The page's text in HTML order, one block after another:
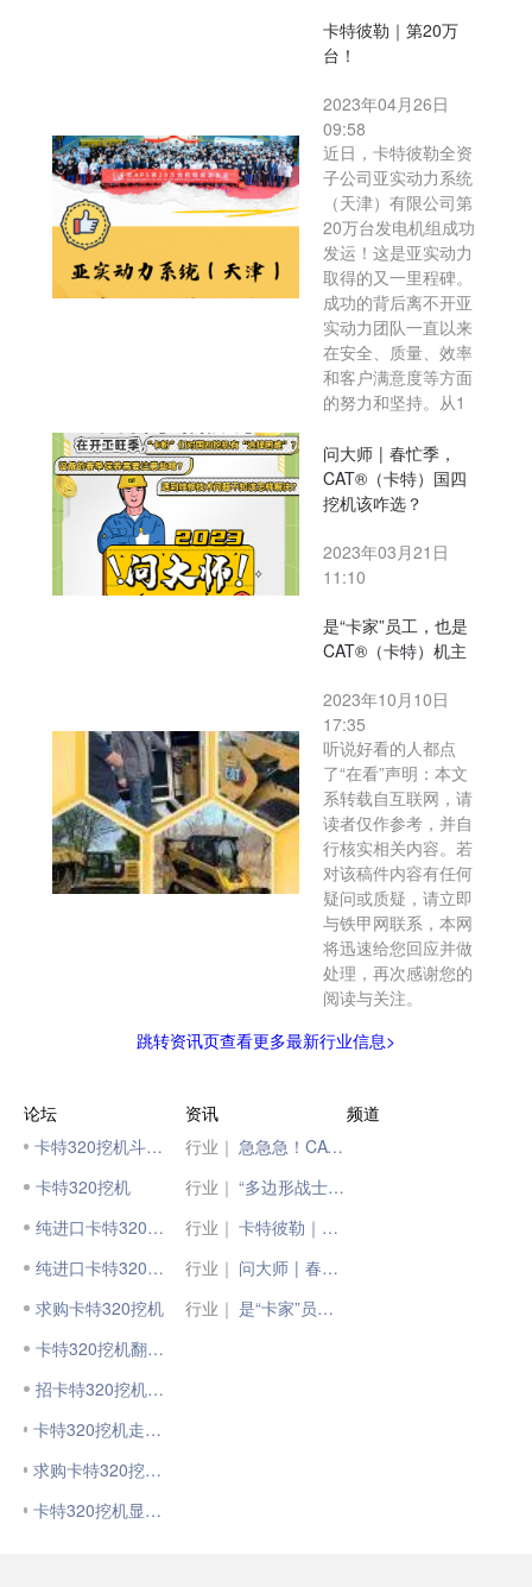
卡特彼勒｜第20万
台！
2023年04月26日
09:58
近日，卡特彼勒全资
子公司亚实动力系统
（天津）有限公司第
20万台发电机组成功
发运！这是亚实动力
取得的又一里程碑。
成功的背后离不开亚
实动力团队一直以来
在安全、质量、效率
和客户满意度等方面
的努力和坚持。从1
问大师 | 春忙季，
CAT®（卡特）国四
挖机该咋选？
2023年03月21日
11:10
是“卡家”员工，也是
CAT®（卡特）机主
2023年10月10日
17:35
听说好看的人都点
了“在看”声明：本文
系转载自互联网，请
读者仅作参考，并自
行核实相关内容。若
对该稿件内容有任何
疑问或质疑，请立即
与铁甲网联系，本网
将迅速给您回应并做
处理，再次感谢您的
阅读与关注。
跳转资讯页查看更多最新行业信息>
论坛
卡特320挖机斗新斗加固
卡特320挖机
纯进口卡特320挖机
纯进口卡特320挖机
求购卡特320挖机
卡特320挖机翻了。
招卡特320挖机学徒
卡特320挖机走路单边左脚没右脚块？
求购卡特320挖机一台 急急急
卡特320挖机显示器报警求解
资讯
行业｜
急急急！CAT®（卡特）国四320前来助阵！
行业｜
“多边形战士”CAT®（卡特）国四326 GC，挖机实力派！
行业｜
卡特彼勒｜第20万台！
行业｜
问大师 | 春忙季，CAT®（卡特）国四挖机该咋选？
行业｜
是“卡家”员工，也是CAT®（卡特）机主
频道